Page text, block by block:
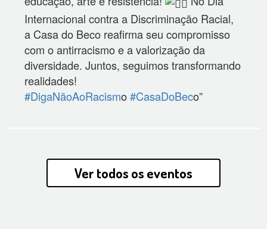
Internacional contra a Discriminação Racial,
a Casa do Beco reafirma seu compromisso
com o antirracismo e a valorização da
diversidade. Juntos, seguimos transformando
realidades!
#DigaNãoAoRacismo#CasaDoBeco”
Ver todos os eventos